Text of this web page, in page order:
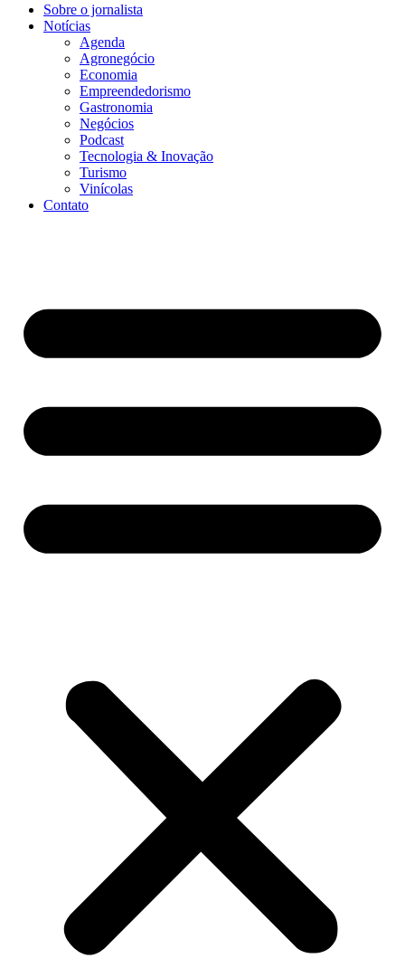
Sobre o jornalista
Notícias
Agenda
Agronegócio
Economia
Empreendedorismo
Gastronomia
Negócios
Podcast
Tecnologia & Inovação
Turismo
Vinícolas
Contato